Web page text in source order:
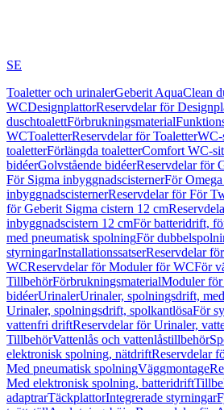
SE
Toaletter och urinalerGeberit AquaClean
WCDesignplattorReservdelar för
duschtoalettFörbrukningsmaterial
WCToaletterReservdelar för ToaletterWC-
toaletterFörlängda toaletterComfort WC-
bidéerGolvstående bidéerReservdelar för
För Sigma inbyggnadscisternerFör
inbyggnadscisternerReservdelar för För
för Geberit Sigma cistern 12 cm
inbyggnadscistern 12 cmFör batteridrift,
med pneumatisk spolningFör
styrningarInstallationssatserReservdelar
WCReservdelar för Moduler för WCFör
TillbehörFörbrukningsmaterialModuler för
bidéerUrinalerUrinaler, spolningsdrift,
Urinaler, spolningsdrift, spolkantlösaFör
vattenfri driftReservdelar för Urinaler,
TillbehörVattenlås och vattenlåstillbehör
elektronisk spolning, nätdriftReservdelar
Med pneumatisk spolningVäggmontage
Med elektronisk spolning, batteridrift
adaptrarTäckplattorIntegrerade styrningar